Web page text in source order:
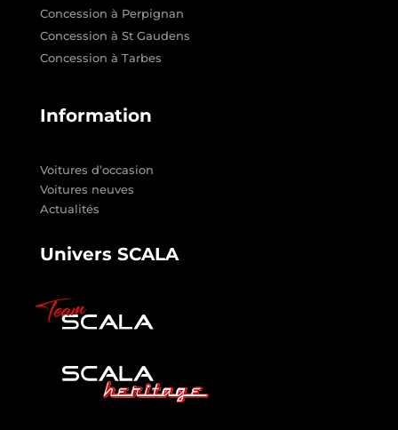
Concession à Perpignan
Concession à St Gaudens
Concession à Tarbes
Information
Voitures d’occasion
Voitures neuves
Actualités
Univers SCALA